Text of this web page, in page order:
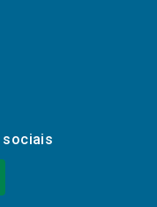
sociais